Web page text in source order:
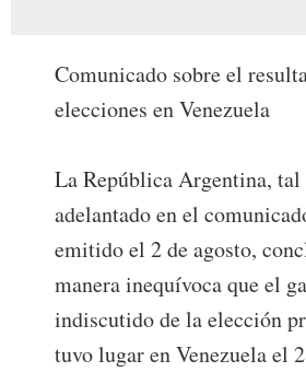
Comunicado sobre el
elecciones en Venezuela
La República Argentina, tal
adelantado en el
emitido el 2 de agosto,
manera inequívoca que el
indiscutido de la elección
tuvo lugar en Venezuela el